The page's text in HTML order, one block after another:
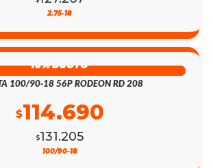
2.75-18
13% DSCTO
100/90-18 56P RODEON RD 208
$131.205
$114.690
100/90-18